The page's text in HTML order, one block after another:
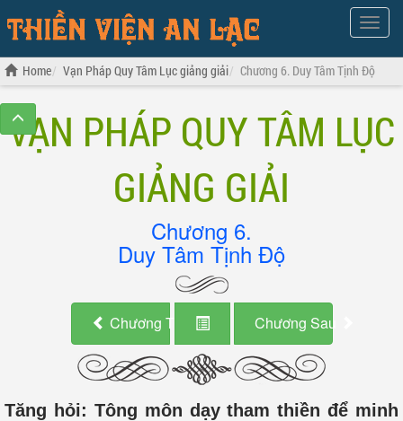
Show
Menu
Home Vạn Pháp Quy Tâm Lục giảng giải Chương 6. Duy Tâm Tịnh Độ
VẠN PHÁP QUY TÂM LỤC
GIẢNG GIẢI
Chương 6.
Duy Tâm Tịnh Độ
Chương Trước Chương Sau
Tăng hỏi: Tông môn dạy tham thiền để minh